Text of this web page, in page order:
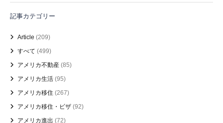
記事カテゴリー
Article (209)
すべて (499)
アメリカ不動産 (85)
アメリカ生活 (95)
アメリカ移住 (267)
アメリカ移住・ビザ (92)
アメリカ進出 (72)